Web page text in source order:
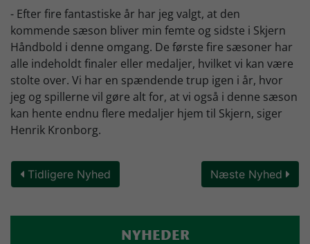
- Efter fire fantastiske år har jeg valgt, at den
kommende sæson bliver min femte og sidste i Skjern
Håndbold i denne omgang. De første fire sæsoner har
alle indeholdt finaler eller medaljer, hvilket vi kan være
stolte over. Vi har en spændende trup igen i år, hvor
jeg og spillerne vil gøre alt for, at vi også i denne sæson
kan hente endnu flere medaljer hjem til Skjern, siger
Henrik Kronborg.
Tidligere Nyhed Næste Nyhed
NYHEDER